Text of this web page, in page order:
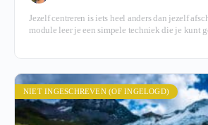
Jezelf centreren is iets heel anders dan jezelf
module leer je een simpele techniek die je kunt
NIET INGESCHREVEN (OF INGELOGD)